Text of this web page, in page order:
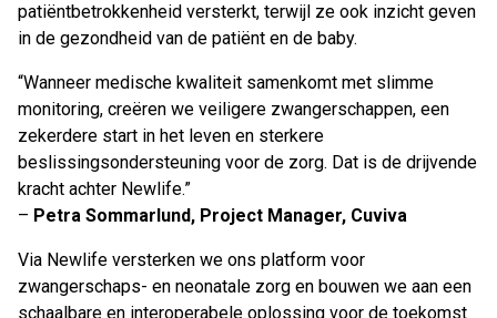
patiëntbetrokkenheid versterkt, terwijl ze ook inzicht geven
in de gezondheid van de patiënt en de baby.
“Wanneer medische kwaliteit samenkomt met slimme
monitoring, creëren we veiligere zwangerschappen, een
zekerdere start in het leven en sterkere
beslissingsondersteuning voor de zorg. Dat is de drijvende
kracht achter Newlife.”
– Petra Sommarlund, Project Manager, Cuviva
Via Newlife versterken we ons platform voor
zwangerschaps- en neonatale zorg en bouwen we aan een
schaalbare en interoperabele oplossing voor de toekomst